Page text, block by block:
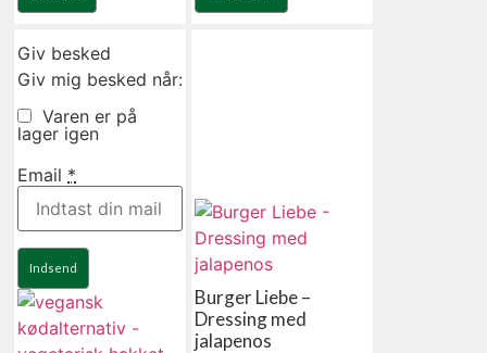
Giv besked
Giv mig besked når:
Varen er på
lager igen
Email *
Indsend
Burger Liebe –
Dressing med
jalapenos